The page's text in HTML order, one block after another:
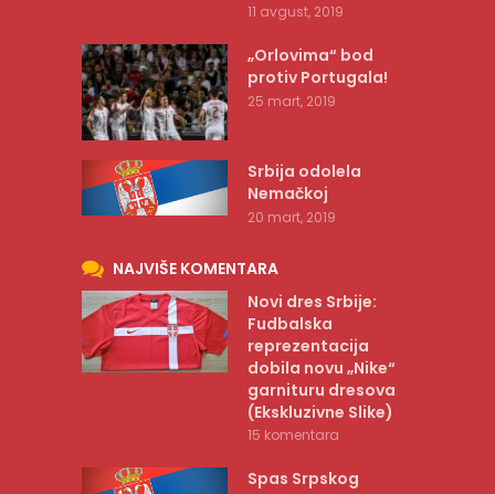
11 avgust, 2019
„Orlovima“ bod
protiv Portugala!
25 mart, 2019
Srbija odolela
Nemačkoj
20 mart, 2019
NAJVIŠE KOMENTARA
Novi dres Srbije:
Fudbalska
reprezentacija
dobila novu „Nike“
garnituru dresova
(Ekskluzivne Slike)
15 komentara
Spas Srpskog